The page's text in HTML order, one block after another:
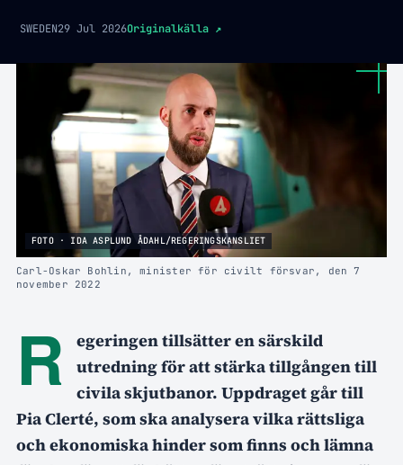
SWEDEN29 Jul 2026Originalkälla ↗
FOTO · IDA ASPLUND ÅDAHL/REGERINGSKANSLIET
Carl-Oskar Bohlin, minister för civilt försvar, den 7
november 2022
R
egeringen tillsätter en särskild
utredning för att stärka tillgången till
civila skjutbanor. Uppdraget går till
Pia Clerté, som ska analysera vilka rättsliga
och ekonomiska hinder som finns och lämna